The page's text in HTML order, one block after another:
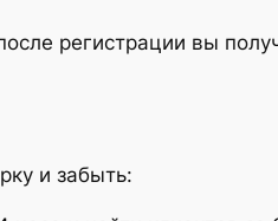
регистрации вы
и забыть: